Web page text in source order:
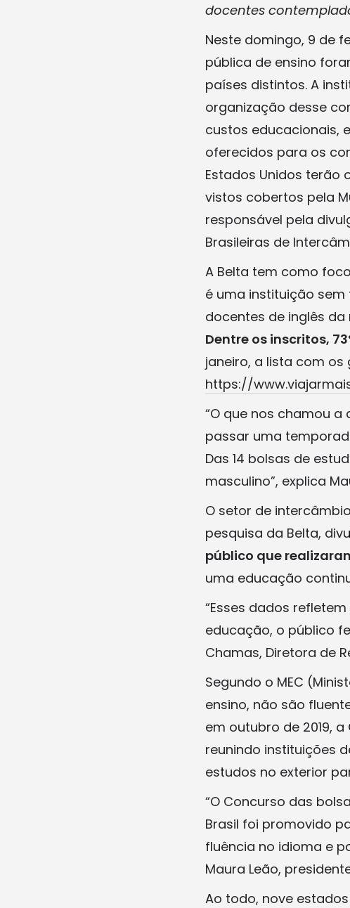
docentes
Neste domingo, 9 de
pública de ensino
países distintos. A
organização desse
custos educacionais,
oferecidos para os
Estados Unidos terão
vistos cobertos pela
responsável pela
Brasileiras de
A Belta tem como
é uma instituição sem
docentes de inglês
Dentre os inscritos,
janeiro, a lista com
https://
“O que nos chamou
passar uma
Das 14 bolsas de
masculino”, explica
O setor de
pesquisa da Belta,
público que
uma educação
“Esses dados
educação, o público
Chamas, Diretora de
Segundo o MEC
ensino, não são
em outubro de 2019,
reunindo instituições
estudos no exterior
“O Concurso das
Brasil foi promovido
fluência no idioma e
Maura Leão,
Ao todo, nove